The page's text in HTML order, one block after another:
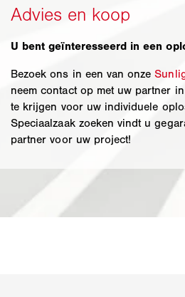
U bent geïnteresseerd in een
Bezoek ons in een van onze
neem contact op met uw partner
te krijgen voor uw individuele
Speciaalzaak zoeken vindt u
partner voor uw project!